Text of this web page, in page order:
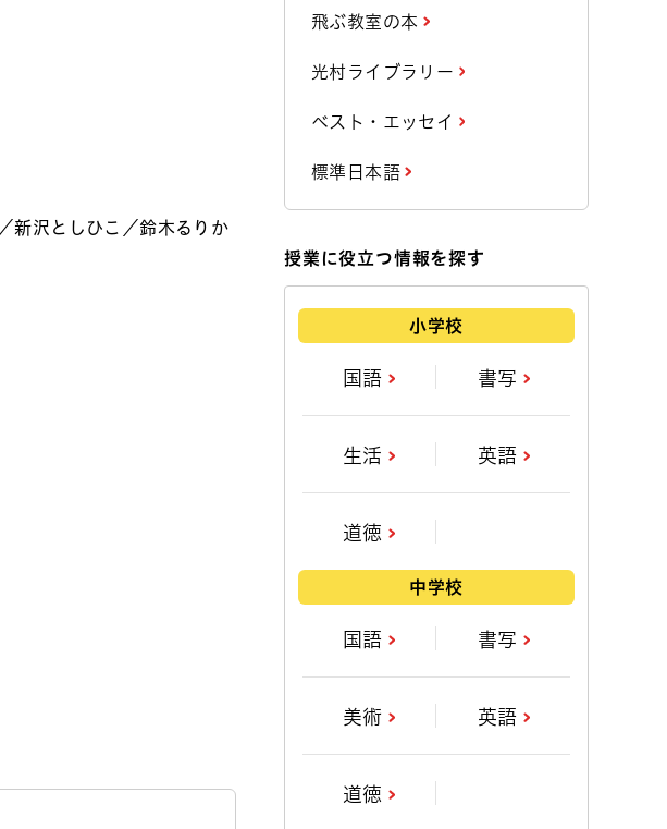
新沢としひこ／鈴木るりか
飛ぶ教室の本
光村ライブラリー
ベスト・エッセイ
標準日本語
授業に役立つ情報を探す
小学校
国語 書写
生活 英語
道徳
中学校
国語 書写
美術 英語
道徳